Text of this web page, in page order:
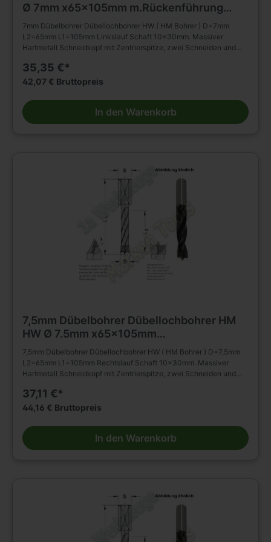
Ø 7mm x65x105mm m.Rückenführung
Schaft 10mm L.
7mm Dübelbohrer Dübellochbohrer HW ( HM Bohrer ) D=7mm
L2=65mm L1=105mm Linkslauf Schaft 10x30mm. Massiver
Hartmetall Schneidkopf mit Zentrierspitze, zwei Schneiden und
Rückenfreischliff. Spiralteil kunststoffbeschichtet. Zylinderschaft
mit Spannfläche ohne Tiefeneinstellschraube. Zum Einsatz in
Bohrmaschinen. Zum Bohren von Sacklöchern in Massivholz,
Holz- und Plattenwerkstoffen u.s.w., auch in beschichteter
Ausführung. Die Rückenführung bringt verbesserte Zentrierung
35,35 €*
42,07 € Bruttopreis
In den Warenkorb
7,5mm Dübelbohrer Dübellochbohrer HM
HW Ø 7.5mm x65x105mm
m.Rückenführung Schaft 10mm
7,5mm Dübelbohrer Dübellochbohrer HW ( HM Bohrer ) D=7,5mm
L2=65mm L1=105mm Rechtslauf Schaft 10x30mm. Massiver
Hartmetall Schneidkopf mit Zentrierspitze, zwei Schneiden und
Rückenfreischliff. Spiralteil kunststoffbeschichtet. Zylinderschaft
mit Spannfläche ohne Tiefeneinstellschraube. Zum Einsatz in
Bohrmaschinen. Zum Bohren von Sacklöchern in Massivholz,
Holz- und Plattenwerkstoffen u.s.w., auch in beschichteter
Ausführung. Die Rückenführung bringt verbesserte Zentrierung
37,11 €*
44,16 € Bruttopreis
In den Warenkorb